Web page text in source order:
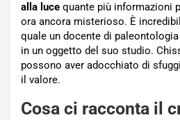
alla luce quante più informazioni
ora ancora misterioso. È
quale un docente di
in un oggetto del suo studio.
possono aver adocchiato di
il valore.
Cosa ci racconta il